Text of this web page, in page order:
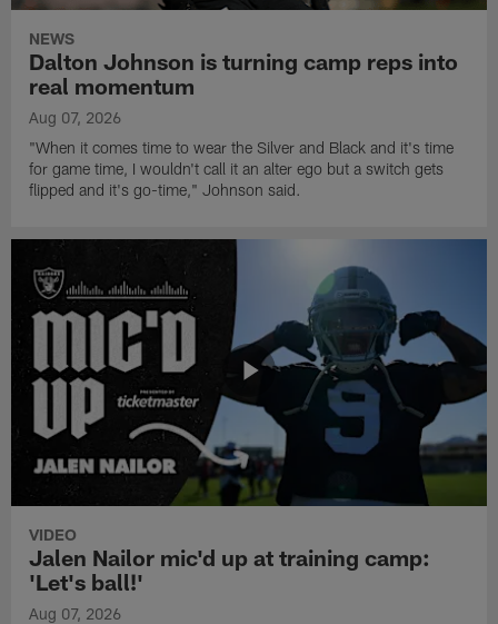
NEWS
Dalton Johnson is turning camp reps into
real momentum
Aug 07, 2026
"When it comes time to wear the Silver and Black and it's time
for game time, I wouldn't call it an alter ego but a switch gets
flipped and it's go-time," Johnson said.
VIDEO
Jalen Nailor mic'd up at training camp:
'Let's ball!'
Aug 07, 2026